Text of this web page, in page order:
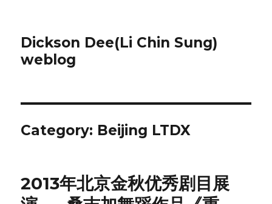
Dickson Dee(Li Chin Sung)
weblog
Category: Beijing LTDX
2013年北京金秋优秀剧目展